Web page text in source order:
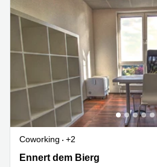
Coworking
+2
2b Ennert dem Bierg, Sandweiler
Ennert dem Bierg